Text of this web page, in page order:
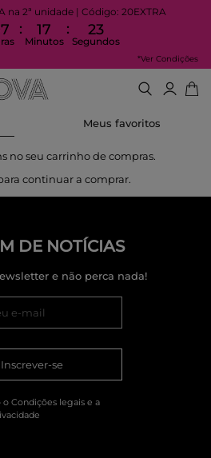
na 2ª unidade | Código: 20EXTRA
: 17
Minutos
: 23
Segundos
*Ver Condições
Meus favoritos
no seu carrinho de compras.
continuar a comprar.
DE NOTÍCIAS
e não perca nada!
Inscrever-se
o Condições legais e a